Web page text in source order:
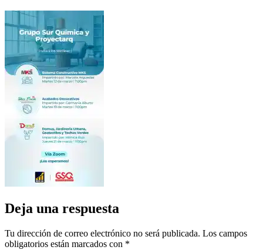
Deja una respuesta
Tu dirección de correo electrónico no será publicada. Los campos
obligatorios están marcados con *